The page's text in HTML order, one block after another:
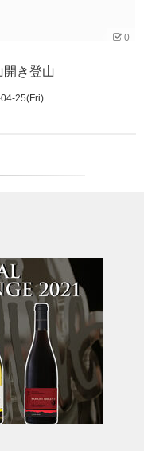
0
開き登山
25(Fri)